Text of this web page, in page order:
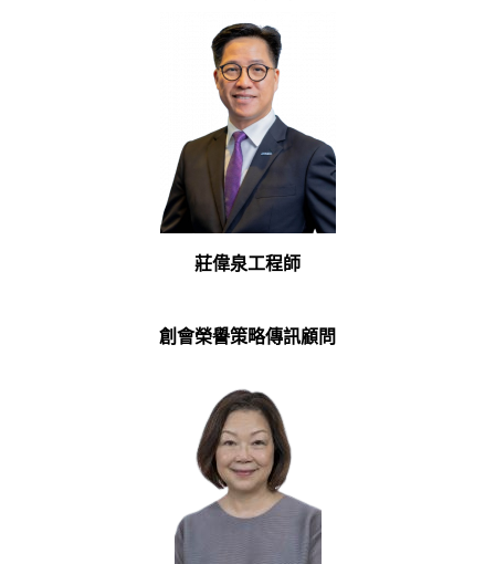
莊偉泉工程師
創會榮譽策略傳訊顧問